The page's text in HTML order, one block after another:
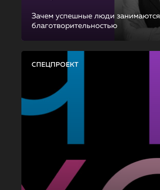
Зачем успешные люди занимаются
благотворительностью
СПЕЦПРОЕКТ